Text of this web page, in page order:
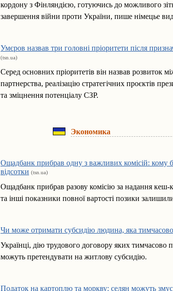
кордону з Фінляндією, готуючись до можливого
завершення війни проти України, пише німецье
Умєров назвав три головні пріоритети після
(tsn.ua)
Серед основних пріоритетів він назвав розвиток
партнерства, реалізацію стратегічних проєктів
та зміцнення потенціалу СЗР.
Экономика
Ощадбанк прибрав одну з важливих комісій: кому
відсотки (tsn.ua)
Ощадбанк прибрав разову комісію за надання кеш-
та інші показники повної вартості позики
Чи може отримати субсидію людина, яка
Українці, дію трудового договору яких тимчасово
можуть претендувати на житлову субсидію.
Податок на картоплю та моркву: селян можуть